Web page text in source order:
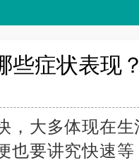
些症状表现
大多体现在生
也要讲究快速